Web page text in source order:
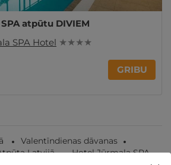
atpūtu DIVIEM
SPA Hotel ★ ★ ★ ★
GRIBU
Valentīndienas dāvanas
Latvijā
Hotel Jūrmala SPA